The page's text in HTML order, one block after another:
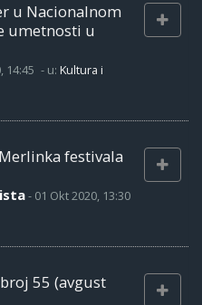
u Nacionalnom
umetnosti u
14:45 - u: Kultura i
festivala
- 01 Okt 2020, 13:30
55 (avgust